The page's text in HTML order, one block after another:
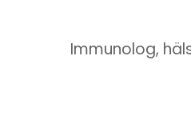
Immunolog,